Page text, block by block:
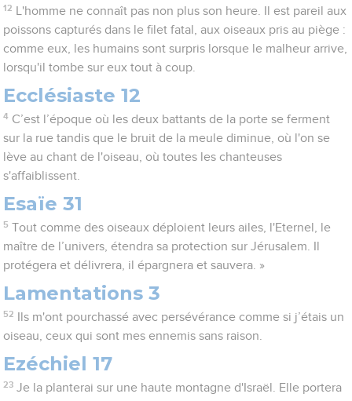
12
L'homme ne connaît pas non plus son heure. Il est pareil aux
poissons capturés dans le filet fatal, aux oiseaux pris au piège :
comme eux, les humains sont surpris lorsque le malheur arrive,
lorsqu'il tombe sur eux tout à coup.
Ecclésiaste 12
4 C’est l’époque où les deux battants de la porte se ferment
sur la rue tandis que le bruit de la meule diminue, où l'on se
lève au chant de l'oiseau, où toutes les chanteuses
s'affaiblissent.
Esaïe 31
5 Tout comme des oiseaux déploient leurs ailes, l'Eternel, le
maître de l’univers, étendra sa protection sur Jérusalem. Il
protégera et délivrera, il épargnera et sauvera. »
Lamentations 3
52
Ils m'ont pourchassé avec persévérance comme si j’étais un
oiseau, ceux qui sont mes ennemis sans raison.
Ezéchiel 17
23 Je la planterai sur une haute montagne d'Israël. Elle portera